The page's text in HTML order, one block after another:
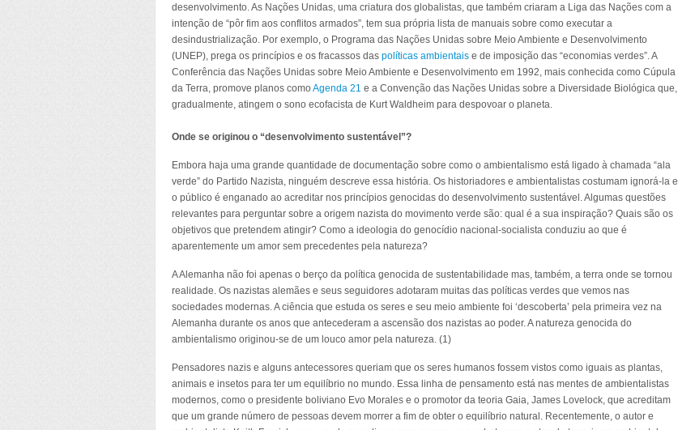
desenvolvimento. As Nações Unidas, uma criatura dos globalistas, que também criaram a Liga das Nações com a
intenção de “pôr fim aos conflitos armados”, tem sua própria lista de manuais sobre como executar a
desindustrialização. Por exemplo, o Programa das Nações Unidas sobre Meio Ambiente e Desenvolvimento
(UNEP), prega os princípios e os fracassos das políticas ambientais e de imposição das “economias verdes”. A
Conferência das Nações Unidas sobre Meio Ambiente e Desenvolvimento em 1992, mais conhecida como Cúpula
da Terra, promove planos comoAgenda 21 e a Convenção das Nações Unidas sobre a Diversidade Biológica que,
gradualmente, atingem o sono ecofacista de Kurt Waldheim para despovoar o planeta.
Onde se originou o “desenvolvimento sustentável”?
Embora haja uma grande quantidade de documentação sobre como o ambientalismo está ligado à chamada “ala
verde” do Partido Nazista, ninguém descreve essa história. Os historiadores e ambientalistas costumam ignorá-la e
o público é enganado ao acreditar nos princípios genocidas do desenvolvimento sustentável. Algumas questões
relevantes para perguntar sobre a origem nazista do movimento verde são: qual é a sua inspiração? Quais são os
objetivos que pretendem atingir? Como a ideologia do genocídio nacional-socialista conduziu ao que é
aparentemente um amor sem precedentes pela natureza?
A Alemanha não foi apenas o berço da política genocida de sustentabilidade mas, também, a terra onde se tornou
realidade. Os nazistas alemães e seus seguidores adotaram muitas das políticas verdes que vemos nas
sociedades modernas. A ciência que estuda os seres e seu meio ambiente foi ‘descoberta’ pela primeira vez na
Alemanha durante os anos que antecederam a ascensão dos nazistas ao poder. A natureza genocida do
ambientalismo originou-se de um louco amor pela natureza. (1)
Pensadores nazis e alguns antecessores queriam que os seres humanos fossem vistos como iguais as plantas,
animais e insetos para ter um equilíbrio no mundo. Essa linha de pensamento está nas mentes de ambientalistas
modernos, como o presidente boliviano Evo Morales e o promotor da teoria Gaia, James Lovelock, que acreditam
que um grande número de pessoas devem morrer a fim de obter o equilíbrio natural. Recentemente, o autor e